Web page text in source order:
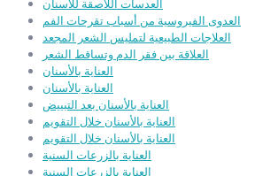
العدسات اللاصقة للأسنان
العدوى الفيروسية من أسباب تقرحات الفم
العلاجات الطبيعية لتمليس الشعر المجعد
العلاقة بين فقر الدم وتساقط الشعر
العناية بالأسنان
العناية بالأسنان
العناية بالأسنان بعد التبييض
العناية بالأسنان خلال التقويم
العناية بالأسنان خلال التقويم
العناية بالزرعات السنية
العناية بالزرعات السنية